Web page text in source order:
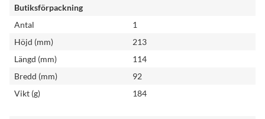
Butiksförpackning
Antal
1
Höjd (mm)
213
Längd (mm)
114
Bredd (mm)
92
Vikt (g)
184